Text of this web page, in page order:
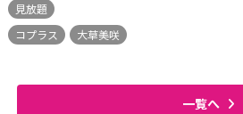
見放題
コプラス
大草美咲
一覧へ